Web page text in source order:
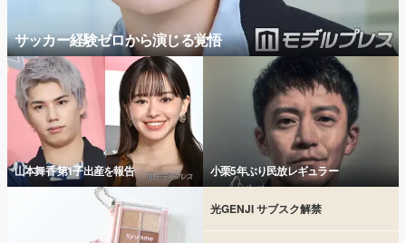
サッカー経験ゼロから演じる覚悟
山本舞香 第1子出産を報告 小栗5年ぶり民放レギュラー
光GENJI サブスク解禁